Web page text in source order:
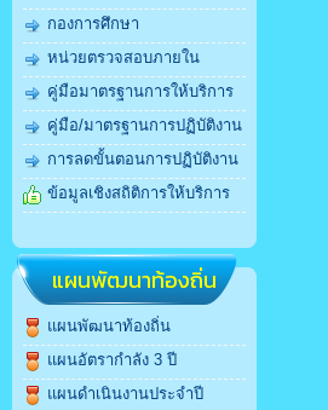
กองการศึกษา
หน่วยตรวจสอบภายใน
คู่มือมาตรฐานการให้บริการ
คู่มือ/มาตรฐานการปฏิบัติงาน
การลดขั้นตอนการปฏิบัติงาน
ข้อมูลเชิงสถิติการให้บริการ
แผนพัฒนาท้องถิ่น
แผนพัฒนาท้องถิ่น
แผนอัตรากำลัง 3 ปี
แผนดำเนินงานประจำปี